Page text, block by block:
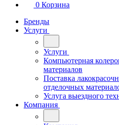
0 Корзина
Бренды
Услуги
Услуги
Компьютерная
материалов
Поставка
отделочных
Услуга выездного
Компания